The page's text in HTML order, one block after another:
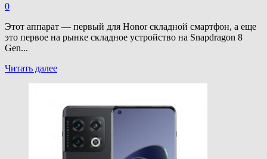
0
Этот аппарат — первый для Honor складной смартфон, а еще
это первое на рынке складное устройство на Snapdragon 8
Gen...
Читать далееПрочитать
Honor
Magic
V:
складной
смартфон